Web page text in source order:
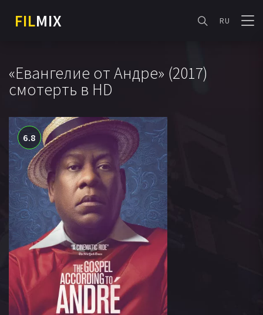
FILMIX RU
«Евангелие от Андре» (2017)
смотерть в HD
6.8